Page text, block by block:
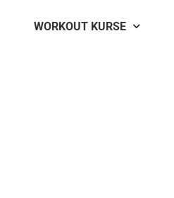
WORKOUT KURSE